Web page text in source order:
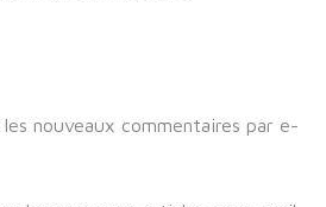
nouveaux commentaires par e-